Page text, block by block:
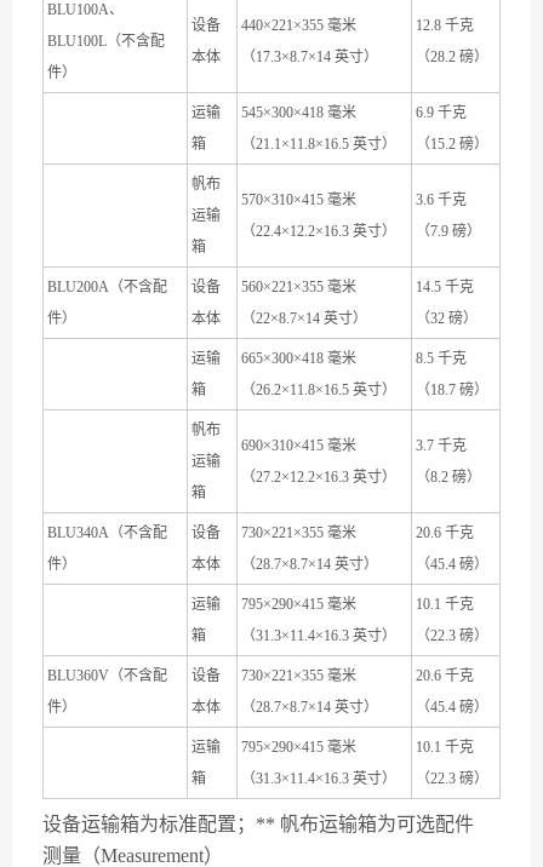
BLU100A、
BLU100L（不含配
件）
设备
本体
440×221×355 毫米
（17.3×8.7×14 英寸）
12.8 千克
（28.2 磅）
运输
箱
545×300×418 毫米
（21.1×11.8×16.5 英寸）
6.9 千克
（15.2 磅）
帆布
运输
箱
570×310×415 毫米
（22.4×12.2×16.3 英寸）
3.6 千克
（7.9 磅）
BLU200A（不含配
件）
设备
本体
560×221×355 毫米
（22×8.7×14 英寸）
14.5 千克
（32 磅）
运输
箱
665×300×418 毫米
（26.2×11.8×16.5 英寸）
8.5 千克
（18.7 磅）
帆布
运输
箱
690×310×415 毫米
（27.2×12.2×16.3 英寸）
3.7 千克
（8.2 磅）
BLU340A（不含配
件）
设备
本体
730×221×355 毫米
（28.7×8.7×14 英寸）
20.6 千克
（45.4 磅）
运输
箱
795×290×415 毫米
（31.3×11.4×16.3 英寸）
10.1 千克
（22.3 磅）
BLU360V（不含配
件）
设备
本体
730×221×355 毫米
（28.7×8.7×14 英寸）
20.6 千克
（45.4 磅）
运输
箱
795×290×415 毫米
（31.3×11.4×16.3 英寸）
10.1 千克
（22.3 磅）
设备运输箱为标准配置；** 帆布运输箱为可选配件
测量（Measurement）